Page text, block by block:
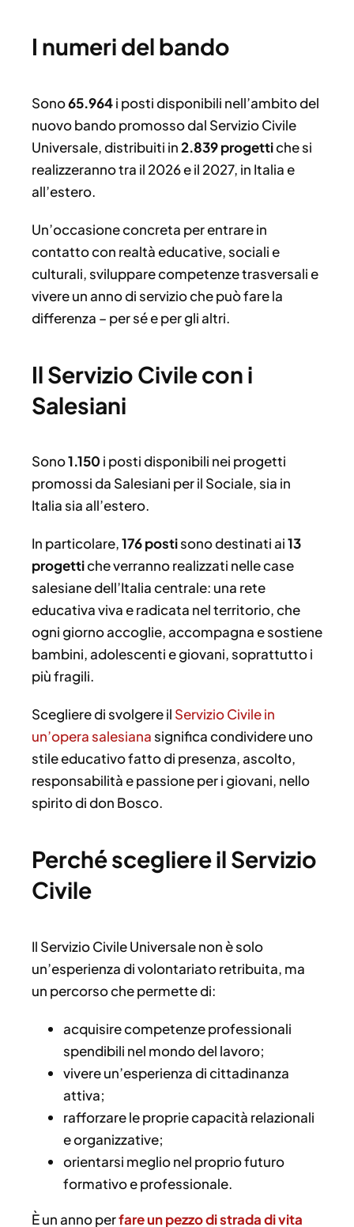
I numeri del bando
Sono65.964i posti disponibili nell’ambito del
nuovo bando promosso dal Servizio Civile
Universale, distribuiti in2.839 progettiche si
realizzeranno tra il 2026 e il 2027, in Italia e
all’estero.
Un’occasione concreta per entrare in
contatto con realtà educative, sociali e
culturali, sviluppare competenze trasversali e
vivere un anno di servizio che può fare la
differenza – per sé e per gli altri.
Il Servizio Civile con i
Salesiani
Sono1.150 i posti disponibili nei progetti
promossi da Salesiani per il Sociale, sia in
Italia sia all’estero.
In particolare,176 postisono destinati ai13
progettiche verranno realizzati nelle case
salesiane dell’Italia centrale: una rete
educativa viva e radicata nel territorio, che
ogni giorno accoglie, accompagna e sostiene
bambini, adolescenti e giovani, soprattutto i
più fragili.
Scegliere di svolgere il Servizio Civile in
un’opera salesianasignifica condividere uno
stile educativo fatto di presenza, ascolto,
responsabilità e passione per i giovani, nello
spirito di don Bosco.
Perché scegliere il Servizio
Civile
Il Servizio Civile Universale non è solo
un’esperienza di volontariato retribuita, ma
un percorso che permette di:
acquisire competenze professionali
spendibili nel mondo del lavoro;
vivere un’esperienza di cittadinanza
attiva;
rafforzare le proprie capacità relazionali
e organizzative;
orientarsi meglio nel proprio futuro
formativo e professionale.
È un anno perfare un pezzo di strada di vita